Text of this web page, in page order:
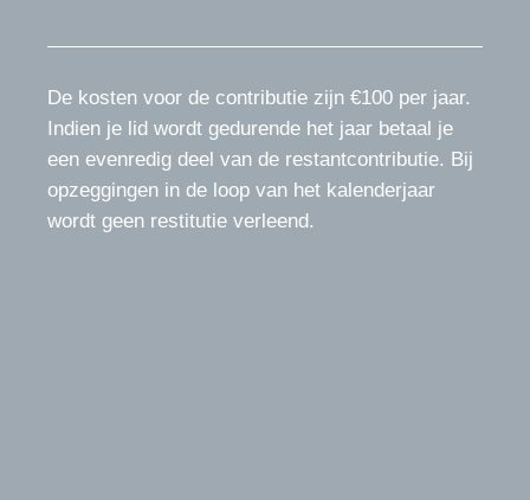
De kosten voor de contributie zijn €100 per jaar.
Indien je lid wordt gedurende het jaar betaal je
een evenredig deel van de restantcontributie. Bij
opzeggingen in de loop van het kalenderjaar
wordt geen restitutie verleend.